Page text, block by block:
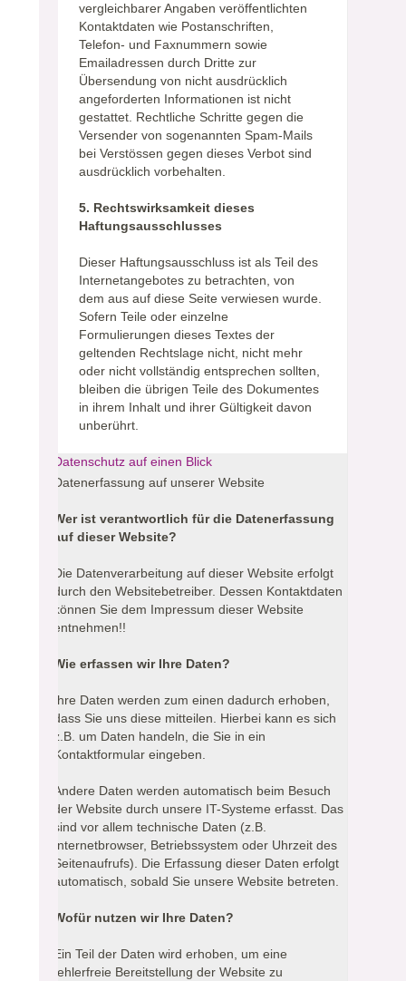
vergleichbarer Angaben veröffentlichten
Kontaktdaten wie Postanschriften,
Telefon- und Faxnummern sowie
Emailadressen durch Dritte zur
Übersendung von nicht ausdrücklich
angeforderten Informationen ist nicht
gestattet. Rechtliche Schritte gegen die
Versender von sogenannten Spam-Mails
bei Verstössen gegen dieses Verbot sind
ausdrücklich vorbehalten.
5. Rechtswirksamkeit dieses
Haftungsausschlusses
Dieser Haftungsausschluss ist als Teil des
Internetangebotes zu betrachten, von
dem aus auf diese Seite verwiesen wurde.
Sofern Teile oder einzelne
Formulierungen dieses Textes der
geltenden Rechtslage nicht, nicht mehr
oder nicht vollständig entsprechen sollten,
bleiben die übrigen Teile des Dokumentes
in ihrem Inhalt und ihrer Gültigkeit davon
unberührt.
Datenschutz auf einen Blick
Datenerfassung auf unserer Website
Wer ist verantwortlich für die Datenerfassung
auf dieser Website?
Die Datenverarbeitung auf dieser Website erfolgt
durch den Websitebetreiber. Dessen Kontaktdaten
können Sie dem Impressum dieser Website
entnehmen!!
Wie erfassen wir Ihre Daten?
Ihre Daten werden zum einen dadurch erhoben,
dass Sie uns diese mitteilen. Hierbei kann es sich
z.B. um Daten handeln, die Sie in ein
Kontaktformular eingeben.
Andere Daten werden automatisch beim Besuch
der Website durch unsere IT-Systeme erfasst. Das
sind vor allem technische Daten (z.B.
Internetbrowser, Betriebssystem oder Uhrzeit des
Seitenaufrufs). Die Erfassung dieser Daten erfolgt
automatisch, sobald Sie unsere Website betreten.
Wofür nutzen wir Ihre Daten?
Ein Teil der Daten wird erhoben, um eine
fehlerfreie Bereitstellung der Website zu